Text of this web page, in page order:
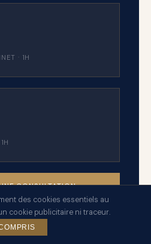
· 1H
CONSULTATION
75008 Paris
des cookies essentiels au
cookie publicitaire ni traceur.